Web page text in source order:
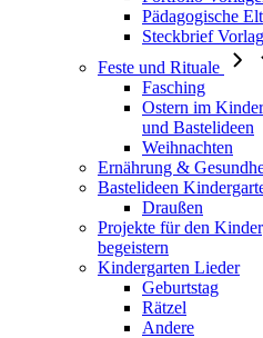
Pädagogische
Steckbrief
Feste und Rituale
Fasching
Ostern im
und Bastelideen
Weihnachten
Ernährung &
Bastelideen
Draußen
Projekte für den
begeistern
Kindergarten Lieder
Geburtstag
Rätzel
Andere